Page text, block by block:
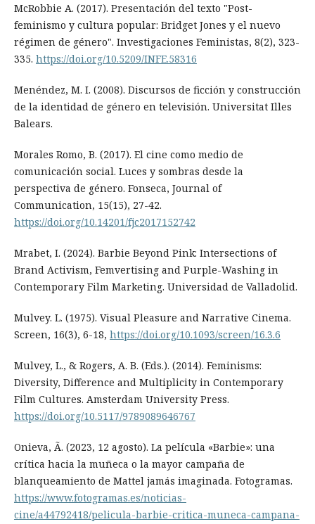
McRobbie A. (2017). Presentación del texto "Post-
feminismo y cultura popular: Bridget Jones y el nuevo
régimen de género". Investigaciones Feministas, 8(2), 323-
335. https://doi.org/10.5209/INFE.58316
Menéndez, M. I. (2008). Discursos de ficción y construcción
de la identidad de género en televisión. Universitat Illes
Balears.
Morales Romo, B. (2017). El cine como medio de
comunicación social. Luces y sombras desde la
perspectiva de género. Fonseca, Journal of
Communication, 15(15), 27-42.
https://doi.org/10.14201/fjc2017152742
Mrabet, I. (2024). Barbie Beyond Pink: Intersections of
Brand Activism, Femvertising and Purple-Washing in
Contemporary Film Marketing. Universidad de Valladolid.
Mulvey. L. (1975). Visual Pleasure and Narrative Cinema.
Screen, 16(3), 6-18, https://doi.org/10.1093/screen/16.3.6
Mulvey, L., & Rogers, A. B. (Eds.). (2014). Feminisms:
Diversity, Difference and Multiplicity in Contemporary
Film Cultures. Amsterdam University Press.
https://doi.org/10.5117/9789089646767
Onieva, Ã. (2023, 12 agosto). La película «Barbie»: una
crítica hacia la muñeca o la mayor campaña de
blanqueamiento de Mattel jamás imaginada. Fotogramas.
https://www.fotogramas.es/noticias-
cine/a44792418/pelicula-barbie-critica-muneca-campana-